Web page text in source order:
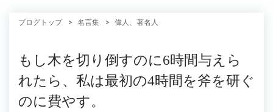
ブログトップ 名言集 偉人、著名人
もし木を切り倒すのに6時間与えら
れたら、私は最初の4時間を斧を研ぐ
のに費やす。